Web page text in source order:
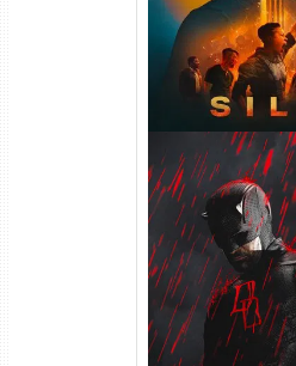
Demolidor:
Temporada
1080p Dual